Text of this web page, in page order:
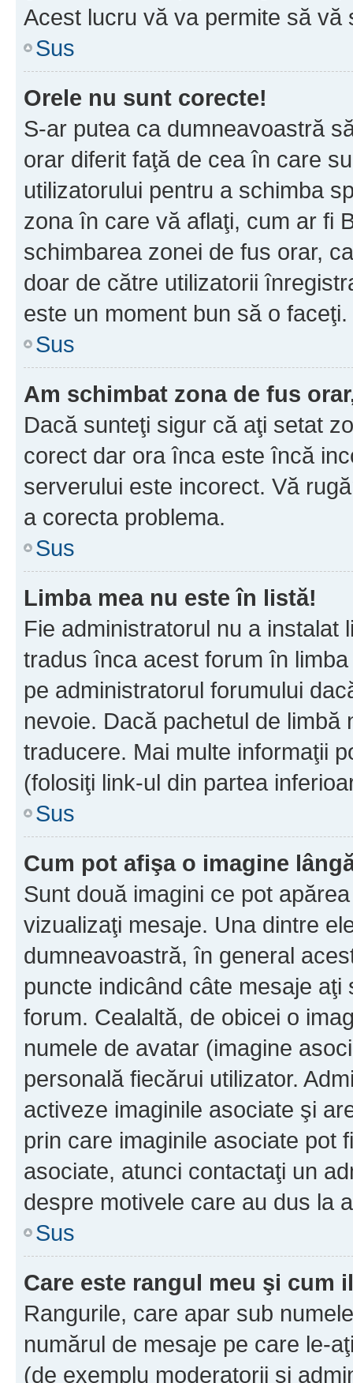
Acest lucru vă va permite să vă
Sus
Orele nu sunt corecte!
S-ar putea ca dumneavoastră
orar diferit faţă de cea în care
utilizatorului pentru a schimba
zona în care vă aflaţi, cum ar fi
schimbarea zonei de fus orar,
doar de către utilizatorii
este un moment bun să o faceţi.
Sus
Am schimbat zona de fus
Dacă sunteţi sigur că aţi setat
corect dar ora înca este încă
serverului este incorect. Vă
a corecta problema.
Sus
Limba mea nu este în listă!
Fie administratorul nu a instalat
tradus înca acest forum în
pe administratorul forumului
nevoie. Dacă pachetul de
traducere. Mai multe informaţii
(folosiţi link-ul din partea
Sus
Cum pot afişa o imagine
Sunt două imagini ce pot
vizualizaţi mesaje. Una dintre
dumneavoastră, în general
puncte indicând câte mesaje
forum. Cealaltă, de obicei o
numele de avatar (imagine
personală fiecărui utilizator.
activeze imaginile asociate şi
prin care imaginile asociate pot
asociate, atunci contactaţi un
despre motivele care au dus la
Sus
Care este rangul meu şi cum
Rangurile, care apar sub
numărul de mesaje pe care le-
(de exemplu moderatorii şi